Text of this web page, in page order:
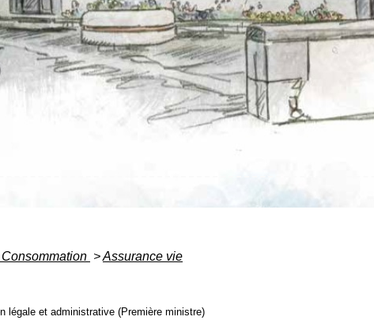
>Assurance vie
légale et administrative (Première ministre)